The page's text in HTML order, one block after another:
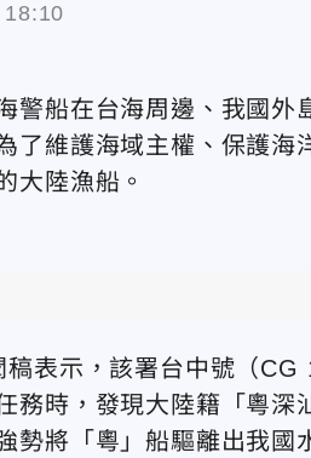
18:10
警船在台海周邊、我國
了維護海域主權、保護
大陸漁船。
表示，該署台中號（
務時，發現大陸籍「粵深
勢將「粵」船驅離出我國